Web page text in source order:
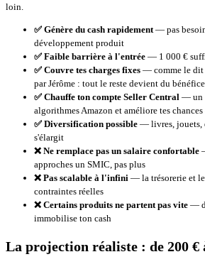
loin.
✅ Génère du cash rapidement— pas
développement produit
✅ Faible barrière à l'entrée — 1 000 €
✅ Couvre tes charges fixes — comme le dit
par Jérôme : tout le reste devient du
✅ Chauffe ton compte Seller Central — un
algorithmes Amazon et améliore tes
✅ Diversification possible — livres, jouets,
s'élargit
❌ Ne remplace pas un salaire confortable
approches un SMIC, pas plus
❌ Pas scalable à l'infini — la trésorerie et le
contraintes réelles
❌ Certains produits ne partent pas vite —
immobilise ton cash
La projection réaliste : de 200 €